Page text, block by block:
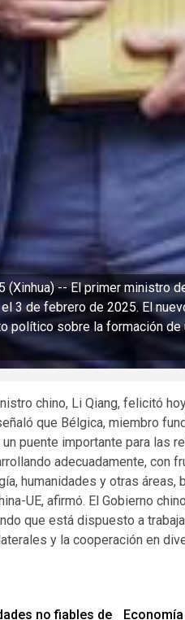
(Xinhua) -- El primer ministro
el 3 de febrero de 2025. El
político sobre la formación de
chino, Li Qiang, felicitó
que Bélgica, miembro
puente importante para las
adecuadamente, con
humanidades y otras
UE, afirmó. El Gobierno
que está dispuesto a
y la cooperación en
no fiables de